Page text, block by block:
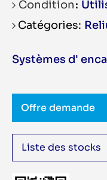
Condition
Systèmes d'
Offre demande
Liste des stocks